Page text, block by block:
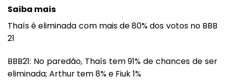
Saiba mais
Thaís é eliminada com mais de 80% dos votos no BBB
21
BBB21: No paredão, Thaís tem 91% de chances de ser
eliminada; Arthur tem 8% e Fiuk 1%